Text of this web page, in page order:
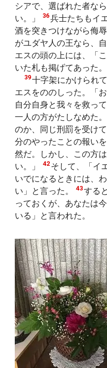
シアで、選ばれた者な
い。」
36兵士たちもイ
酒を突きつけながら侮辱
がユダヤ人の王なら、
エスの頭の上には、「
いた札も掲げてあった。
39十字架にかけられ
エスをののしった。「
自分自身と我々を救って
一人の方がたしなめた
のか、同じ刑罰を受け
分のやったことの報い
然だ。しかし、この方
い。」
42 そして、「イ
いでになるときには、
い」と言った。
43する
っておくが、あなたは
いる」と言われた。